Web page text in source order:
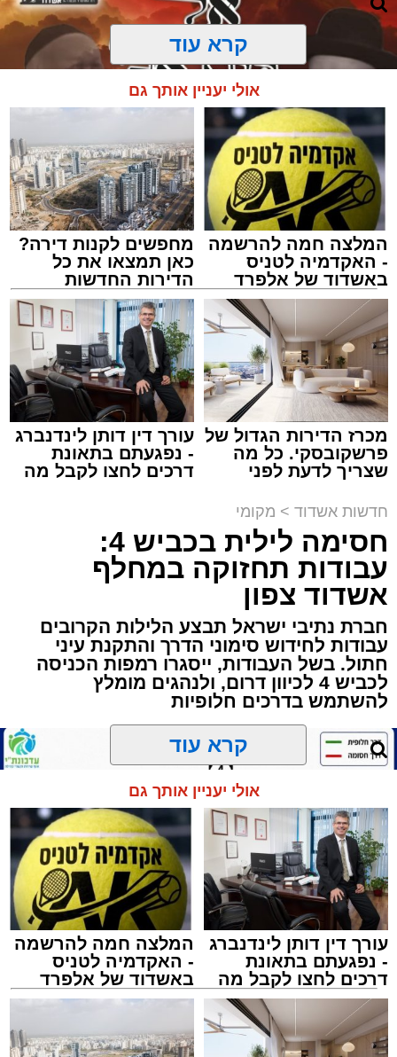
מעגלים
מנהל האתר / 20:31 06.08.26
תגים:הגרי"ב שרייבר מעגלים
ארוע שטרם היה כמותו: בשבוע הבא ביום ג'
יתכנסו המוני בחורי הישיבות שטרם החלו את זמן
'אלול', והם יזכו לשמוע את גדולי הדור, מרן הגרי"ב
שרייבר שליט"א והגאון רבי ישאי טולידנו שליט"א,
שבשעה נדירה של קורת רוח ישתפו את שומעיהם
באשר ראו וקיבלו בבתי הוריהם, הגאון רבי פנחס
שרייבר זצ"ל והגאון רבי ניסים טולידנו זצ"ל, כאשר
מטרתם של הדברים שישמעו היא לעורר הלבבות
ולהחדיר אהבת אמת לתורה.
הארוע, במסגרת ארועי 'מעגלים', יתקיים בבית
הכנסת 'חניכי הישיבות' רובע ג', ביום שלישי הקרוב
לאחר הארוע יתקיים רב שיח וכן פלפול תלמודי
בריתחא דאורייתא בעומקא דשמעתתא.
קרא עוד
אולי יעניין אותך גם
המלצה חמה להרשמה
- האקדמיה לטניס
באשדוד של אלפרד
קריאולנסקי - לילדים
מחפשים לקנות דירה?
כאן תמצאו את כל
הדירות החדשות
למכירה באשדוד >>>
מכרז הדירות הגדול של
פרשקובסקי. כל מה
שצריך לדעת לפני
באשדוד
עורך דין דותן לינדנברג
- נפגעתם בתאונת
דרכים לחצו לקבל מה
חדשות אשדוד > מקומי
חסימה לילית בכביש 4:
עבודות תחזוקה במחלף
אשדוד צפון
חברת נתיבי ישראל תבצע הלילות הקרובים
עבודות לחידוש סימוני הדרך והתקנת עיני
חתול. בשל העבודות, ייסגרו רמפות הכניסה
לכביש 4 לכיוון דרום, ולנהגים מומלץ
להשתמש בדרכים חלופיות
נתיבי ישראל
קרא עוד
אולי יעניין אותך גם
עורך דין דותן לינדנברג
- נפגעתם בתאונת
דרכים לחצו לקבל מה
שמגיע לכם
המלצה חמה להרשמה
- האקדמיה לטניס
באשדוד של אלפרד
קריאולנסקי - לילדים